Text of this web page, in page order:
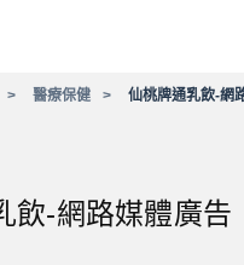
醫療保健 仙桃牌通乳飲-網
飲-網路媒體廣告